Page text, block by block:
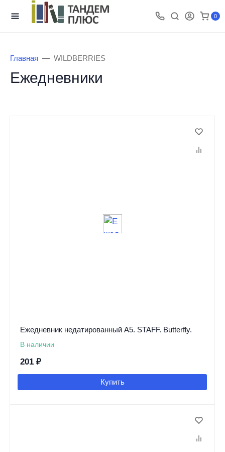
0
Главная WILDBERRIES
Ежедневники
Ежедневник недатированный А5. STAFF. Butterfly.
В наличии
201 ₽
Купить